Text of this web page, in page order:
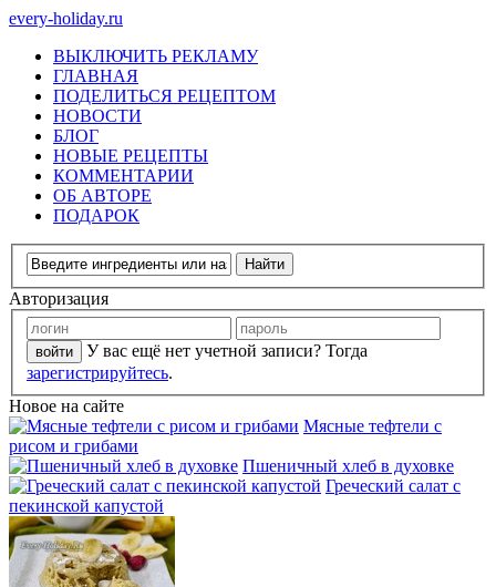
every-holiday.ru
ВЫКЛЮЧИТЬ РЕКЛАМУ
ГЛАВНАЯ
ПОДЕЛИТЬСЯ РЕЦЕПТОМ
НОВОСТИ
БЛОГ
НОВЫЕ РЕЦЕПТЫ
КОММЕНТАРИИ
ОБ АВТОРЕ
ПОДАРОК
Авторизация
У вас ещё нет учетной записи? Тогда
зарегистрируйтесь.
Новое на сайте
Мясные тефтели с
рисом и грибами
Пшеничный хлеб в духовке
Греческий салат с
пекинской капустой